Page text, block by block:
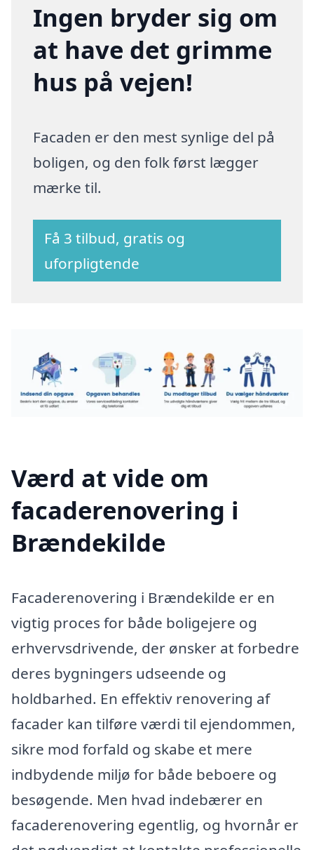
Ingen bryder sig om
at have det grimme
hus på vejen!
Facaden er den mest synlige del på
boligen, og den folk først lægger
mærke til.
Få 3 tilbud, gratis og
uforpligtende
Værd at vide om
facaderenovering i
Brændekilde
Facaderenovering i Brændekilde er en
vigtig proces for både boligejere og
erhvervsdrivende, der ønsker at forbedre
deres bygningers udseende og
holdbarhed. En effektiv renovering af
facader kan tilføre værdi til ejendommen,
sikre mod forfald og skabe et mere
indbydende miljø for både beboere og
besøgende. Men hvad indebærer en
facaderenovering egentlig, og hvornår er